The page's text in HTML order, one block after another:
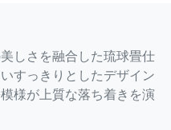
しさを融合した琉球畳仕
すっきりとしたデザイン
様が上質な落ち着きを演